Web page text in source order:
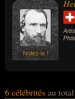
Notez-le !
6 célébrités au total